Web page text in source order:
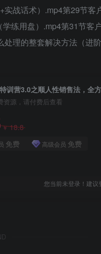
实战话术）.mp4第29节客
练用盘）.mp4第31节客
理的整套解决方法（进
资源，请付费后查看
￥18.8
免费 高级会员 免费
您当前未登录！建议